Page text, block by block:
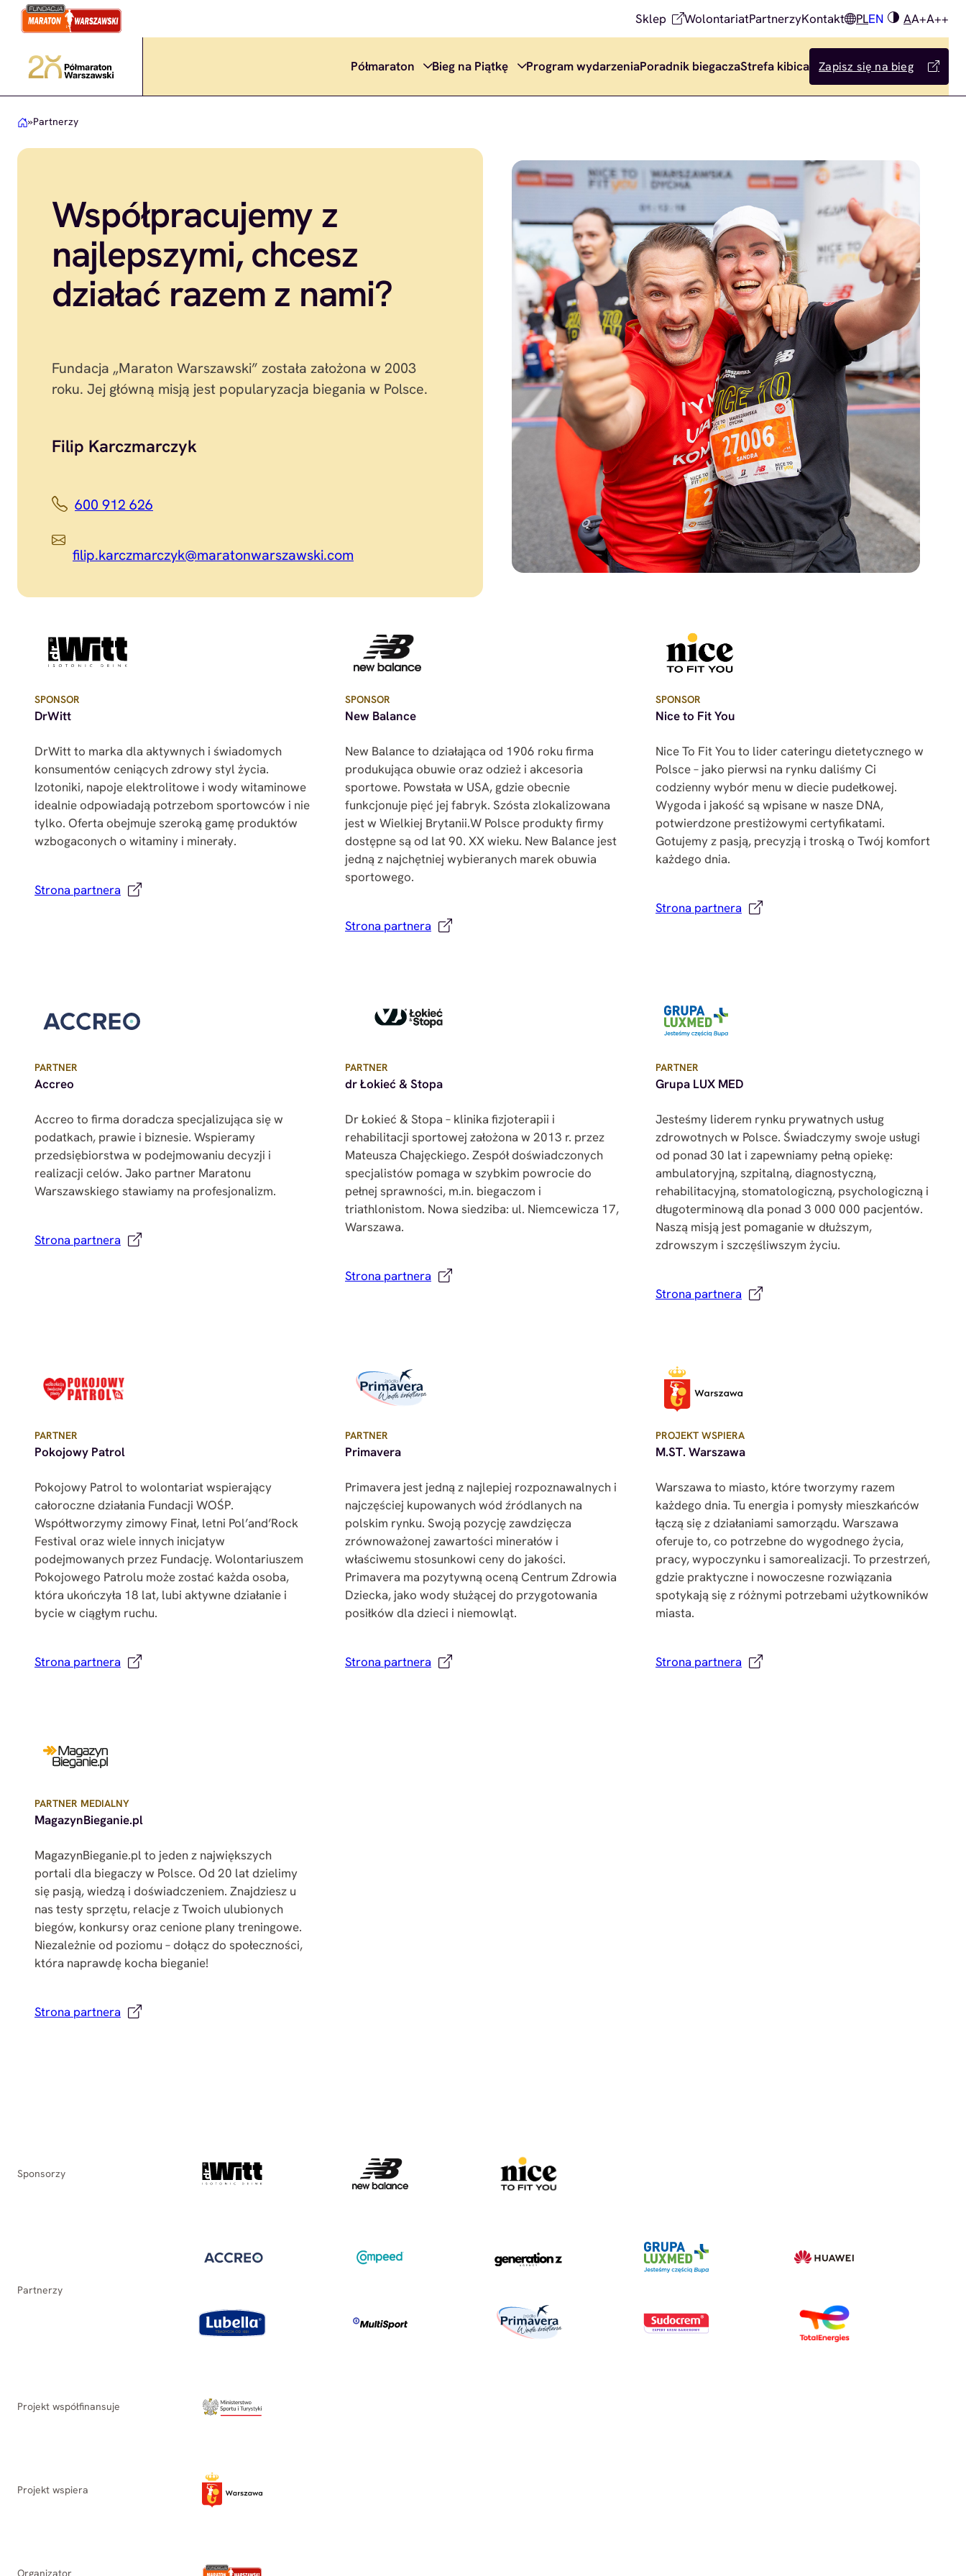
Przejdź
Sklep WolontariatPartnerzyKontakt PLEN AA+A++
Półmaraton Bieg na Piątkę Program wydarzeniaPoradnik biegaczaStrefa kibica Zapisz się na bieg
»Partnerzy
Współpracujemy z
najlepszymi, chcesz
działać razem z nami?
Fundacja „Maraton Warszawski” została założona w 2003
roku. Jej główną misją jest popularyzacja biegania w Polsce.
Filip Karczmarczyk
600 912 626
filip.karczmarczyk@maratonwarszawski.com
SPONSOR
DrWitt
DrWitt to marka dla aktywnych i świadomych
konsumentów ceniących zdrowy styl życia.
Izotoniki, napoje elektrolitowe i wody witaminowe
idealnie odpowiadają potrzebom sportowców i nie
tylko. Oferta obejmuje szeroką gamę produktów
wzbogaconych o witaminy i minerały.
Strona partnera
SPONSOR
New Balance
New Balance to działająca od 1906 roku firma
produkująca obuwie oraz odzież i akcesoria
sportowe. Powstała w USA, gdzie obecnie
funkcjonuje pięć jej fabryk. Szósta zlokalizowana
jest w Wielkiej Brytanii.W Polsce produkty firmy
dostępne są od lat 90. XX wieku. New Balance jest
jedną z najchętniej wybieranych marek obuwia
sportowego.
Strona partnera
SPONSOR
Nice to Fit You
Nice To Fit You to lider cateringu dietetycznego w
Polsce – jako pierwsi na rynku daliśmy Ci
codzienny wybór menu w diecie pudełkowej.
Wygoda i jakość są wpisane w nasze DNA,
potwierdzone prestiżowymi certyfikatami.
Gotujemy z pasją, precyzją i troską o Twój komfort
każdego dnia.
Strona partnera
PARTNER
Accreo
Accreo to firma doradcza specjalizująca się w
podatkach, prawie i biznesie. Wspieramy
przedsiębiorstwa w podejmowaniu decyzji i
realizacji celów. Jako partner Maratonu
Warszawskiego stawiamy na profesjonalizm.
Strona partnera
PARTNER
dr Łokieć & Stopa
Dr Łokieć & Stopa – klinika fizjoterapii i
rehabilitacji sportowej założona w 2013 r. przez
Mateusza Chajęckiego. Zespół doświadczonych
specjalistów pomaga w szybkim powrocie do
pełnej sprawności, m.in. biegaczom i
triathlonistom. Nowa siedziba: ul. Niemcewicza 17,
Warszawa.
Strona partnera
PARTNER
Grupa LUX MED
Jesteśmy liderem rynku prywatnych usług
zdrowotnych w Polsce. Świadczymy swoje usługi
od ponad 30 lat i zapewniamy pełną opiekę:
ambulatoryjną, szpitalną, diagnostyczną,
rehabilitacyjną, stomatologiczną, psychologiczną i
długoterminową dla ponad 3 000 000 pacjentów.
Naszą misją jest pomaganie w dłuższym,
zdrowszym i szczęśliwszym życiu.
Strona partnera
PARTNER
Pokojowy Patrol
Pokojowy Patrol to wolontariat wspierający
całoroczne działania Fundacji WOŚP.
Współtworzymy zimowy Finał, letni Pol’and’Rock
Festival oraz wiele innych inicjatyw
podejmowanych przez Fundację. Wolontariuszem
Pokojowego Patrolu może zostać każda osoba,
która ukończyła 18 lat, lubi aktywne działanie i
bycie w ciągłym ruchu.
Strona partnera
PARTNER
Primavera
Primavera jest jedną z najlepiej rozpoznawalnych i
najczęściej kupowanych wód źródlanych na
polskim rynku. Swoją pozycję zawdzięcza
zrównoważonej zawartości minerałów i
właściwemu stosunkowi ceny do jakości.
Primavera ma pozytywną oceną Centrum Zdrowia
Dziecka, jako wody służącej do przygotowania
posiłków dla dzieci i niemowląt.
Strona partnera
PROJEKT WSPIERA
M.ST. Warszawa
Warszawa to miasto, które tworzymy razem
każdego dnia. Tu energia i pomysły mieszkańców
łączą się z działaniami samorządu. Warszawa
oferuje to, co potrzebne do wygodnego życia,
pracy, wypoczynku i samorealizacji. To przestrzeń,
gdzie praktyczne i nowoczesne rozwiązania
spotykają się z różnymi potrzebami użytkowników
miasta.
Strona partnera
PARTNER MEDIALNY
MagazynBieganie.pl
MagazynBieganie.pl to jeden z największych
portali dla biegaczy w Polsce. Od 20 lat dzielimy
się pasją, wiedzą i doświadczeniem. Znajdziesz u
nas testy sprzętu, relacje z Twoich ulubionych
biegów, konkursy oraz cenione plany treningowe.
Niezależnie od poziomu – dołącz do społeczności,
która naprawdę kocha bieganie!
Strona partnera
Sponsorzy
Partnerzy
Projekt współfinansuje
Projekt wspiera
Organizator